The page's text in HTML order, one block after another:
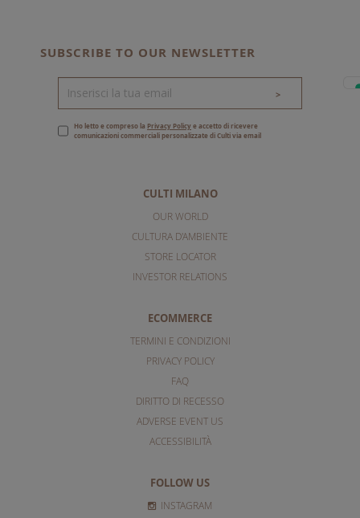
CULTI MILANO
OUR WORLD
CULTURA D'AMBIENTE
STORE LOCATOR
INVESTOR RELATIONS
ECOMMERCE
TERMINI E CONDIZIONI
PRIVACY POLICY
FAQ
DIRITTO DI RECESSO
ADVERSE EVENT US
ACCESSIBILITÀ
FOLLOW US
INSTAGRAM
SUBSCRIBE TO OUR NEWSLETTER
>
Ho letto e compreso la Privacy Policye accetto di ricevere
comunicazioni commerciali personalizzate di Culti via email